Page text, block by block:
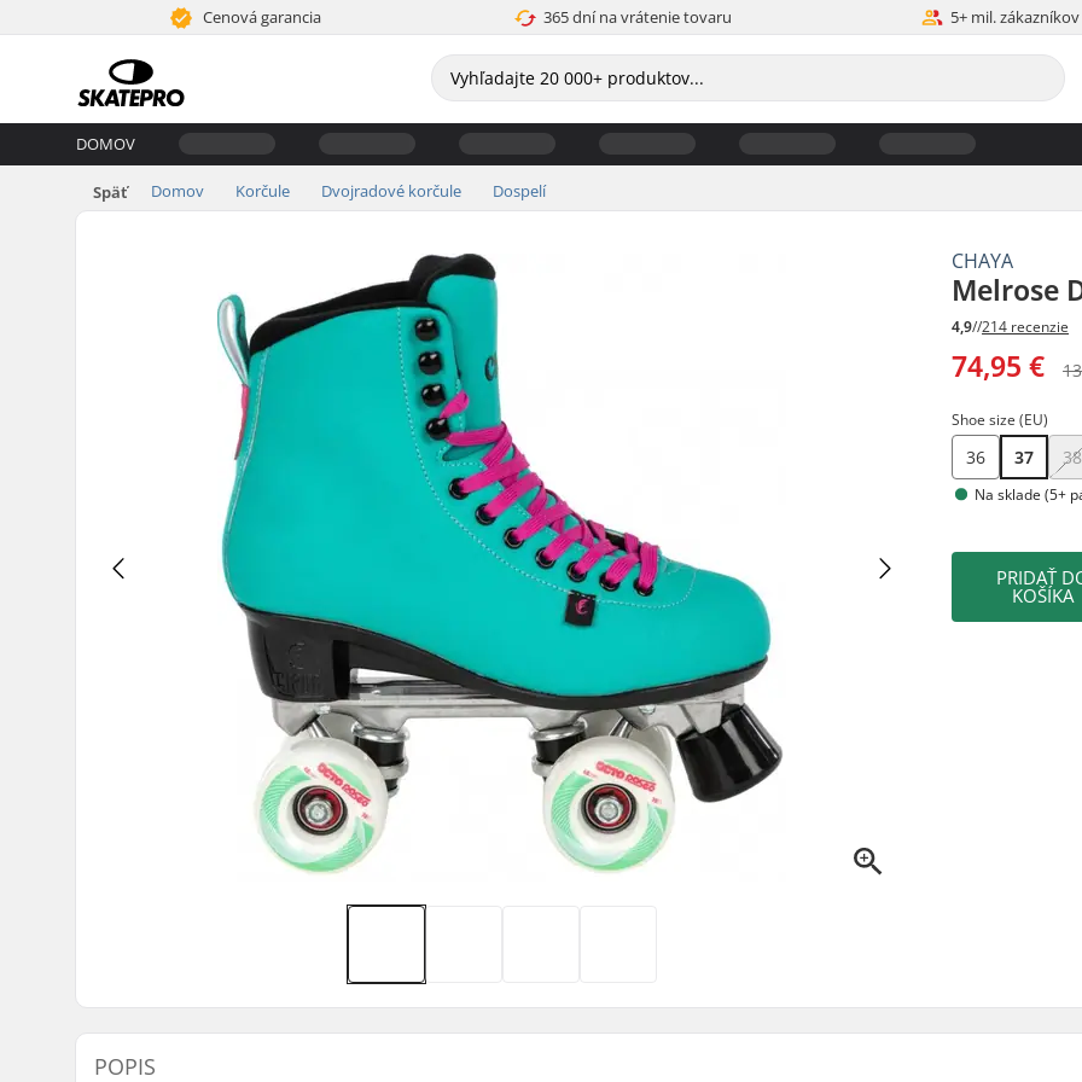
Cenová garancia 365 dní na vrátenie tovaru 5+ mil. zákazníkov
DOMOV
Späť Domov Korčule Dvojradové korčule Dospelí
CHAYA
Melrose
4,9//214 recenzie
74,95 €
Shoe size (EU)
36 37 38
Na sklade (5+
PRIDAŤ
KOŠÍKA
POPIS